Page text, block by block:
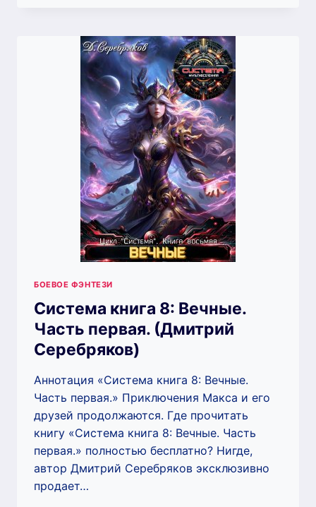
(ДМИТРИЙ
СЕРЕБРЯКОВ)
БОЕВОЕ ФЭНТЕЗИ
Система книга 8: Вечные.
Часть первая. (Дмитрий
Серебряков)
Аннотация «Система книга 8: Вечные.
Часть первая.» Приключения Макса и его
друзей продолжаются. Где прочитать
книгу «Система книга 8: Вечные. Часть
первая.» полностью бесплатно? Нигде,
автор Дмитрий Серебряков эксклюзивно
продает…